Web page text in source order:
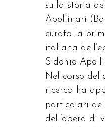
sulla storia
Apollinari
curato la
italiana
Sidonio
Nel corso
ricerca ha
particolari
dell’opera di